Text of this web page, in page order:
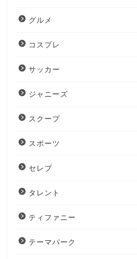
グルメ
コスプレ
サッカー
ジャニーズ
スクープ
スポーツ
セレブ
タレント
ティファニー
テーマパーク